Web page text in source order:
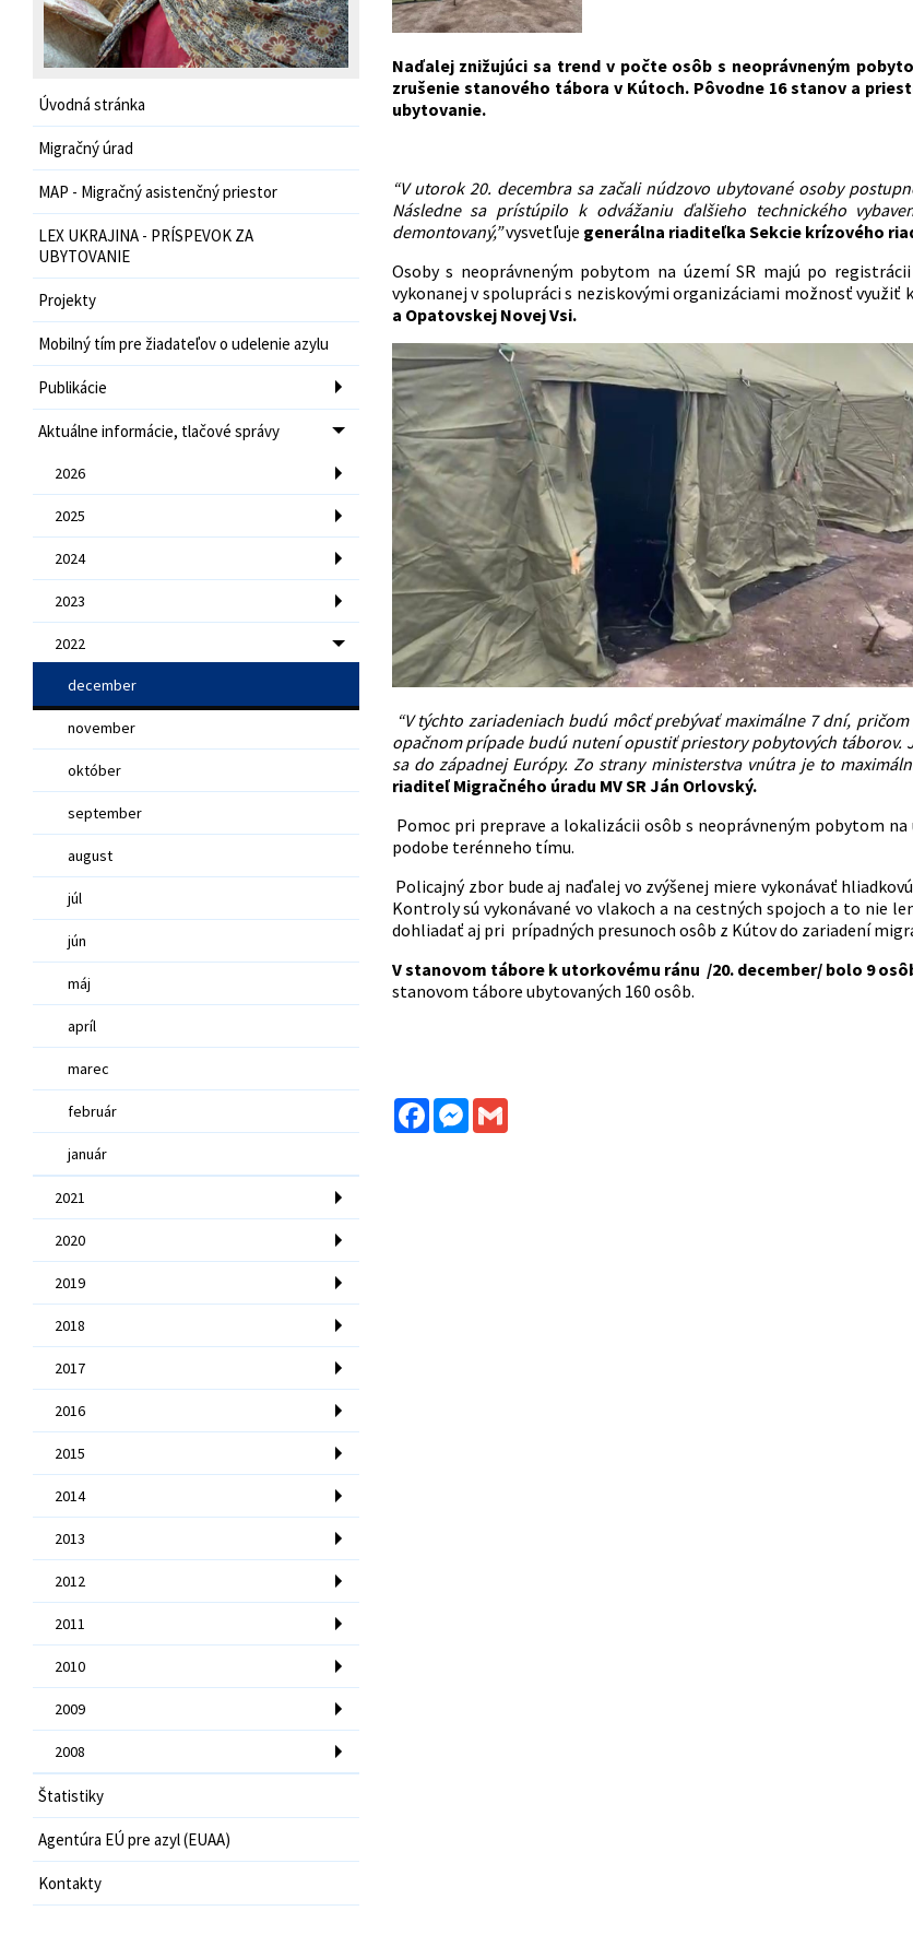
Úvodná stránka
Migračný úrad
MAP - Migračný asistenčný priestor
LEX UKRAJINA - PRÍSPEVOK ZA
UBYTOVANIE
Projekty
Mobilný tím pre žiadateľov o udelenie azylu
Publikácie
Aktuálne informácie, tlačové správy
2026
2025
2024
2023
2022
december
november
október
september
august
júl
jún
máj
apríl
marec
február
január
2021
2020
2019
2018
2017
2016
2015
2014
2013
2012
2011
2010
2009
2008
Štatistiky
Agentúra EÚ pre azyl (EUAA)
Kontakty
Naďalej znižujúci sa trend v počte osôb s neoprávneným
zrušenie stanového tábora v Kútoch. Pôvodne 16 stanov a
ubytovanie.
“V utorok 20. decembra sa začali núdzovo ubytované osoby
Následne sa prístúpilo k odvážaniu ďalšieho technického
demontovaný,”vysvetľuje generálna riaditeľka Sekcie krízového
Osoby s neoprávneným pobytom na území SR majú po
vykonanej v spolupráci s neziskovými organizáciami možnosť
a Opatovskej Novej Vsi.
“V týchto zariadeniach budú môcť prebývaťmaximálne 7 dní,
opačnom prípade budú nutení opustiť priestory pobytových táborov.
sa do západnej Európy. Zo strany ministerstva vnútra je to
riaditeľ Migračného úradu MV SR Ján Orlovský.
Pomoc pri preprave a lokalizácii osôb s neoprávneným pobytom
podobe terénneho tímu.
Policajný zbor bude aj naďalej vo zvýšenej miere vykonávať
Kontroly sú vykonávané vo vlakoch a na cestných spojoch a to nie
dohliadať aj pri prípadných presunoch osôb z Kútov do zariadení
V stanovom tábore k utorkovému ránu /20. december/ bolo 9
stanovom tábore ubytovaných 160 osôb.
FacebookMessenger
Gmail